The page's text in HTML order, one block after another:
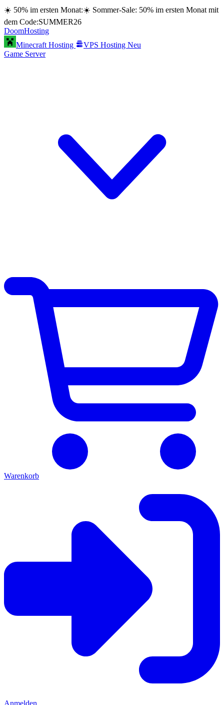
☀️ 50% im ersten Monat:☀️ Sommer-Sale: 50% im ersten Monat mit
dem Code:SUMMER26
DoomHosting
Minecraft Hosting
VPS Hosting Neu
Game Server
Warenkorb
Anmelden